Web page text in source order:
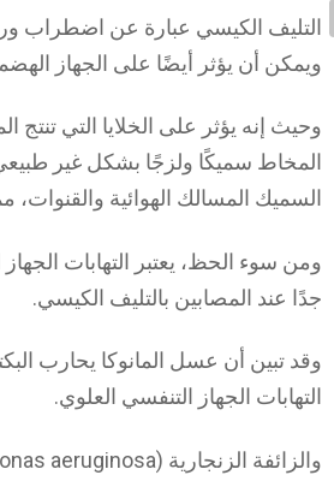
التليف الكيسي عبارة عن اضطراب
ويمكن أن يؤثر أيضًا على الجهاز
وحيث إنه يؤثر على الخلايا التي تنتج
المخاط سميكًا ولزجًا بشكل غير
السميك المسالك الهوائية والقنوات،
ومن سوء الحظ، يعتبر التهابات
جدًا عند المصابين بالتليف الكيسي.
وقد تبين أن عسل المانوكا يحارب
التهابات الجهاز التنفسي العلوي.